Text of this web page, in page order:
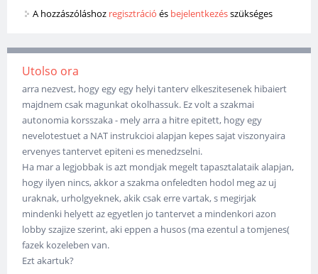
A hozzászóláshoz regisztráció és bejelentkezésszükséges
Utolso ora
arra nezvest, hogy egy egy helyi tanterv elkeszitesenek hibaiert
majdnem csak magunkat okolhassuk. Ez volt a szakmai
autonomia korsszaka - mely arra a hitre epitett, hogy egy
nevelotestuet a NAT instrukcioi alapjan kepes sajat viszonyaira
ervenyes tantervet epiteni es menedzselni.
Ha mar a legjobbak is azt mondjak megelt tapasztalataik alapjan,
hogy ilyen nincs, akkor a szakma onfeledten hodol meg az uj
uraknak, urholgyeknek, akik csak erre vartak, s megirjak
mindenki helyett az egyetlen jo tantervet a mindenkori azon
lobby szajize szerint, aki eppen a husos (ma ezentul a tomjenes(
fazek kozeleben van.
Ezt akartuk?